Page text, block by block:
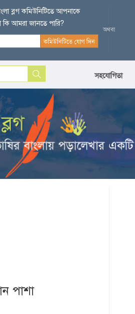
ব্লগ কমিউনিটিতে আপনাকে
কি আমরা জানতে পারি?
সহযোগিতা
পাশা